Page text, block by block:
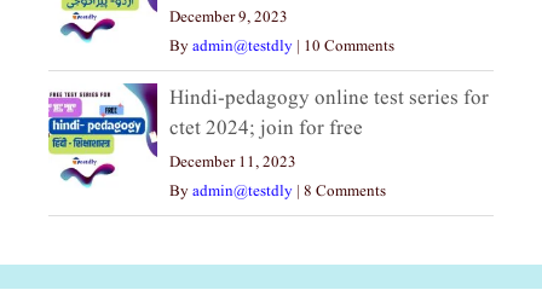
December 9, 2023
Byadmin@testdly | 10 Comments
Hindi-pedagogy online test series for
ctet 2024; join for free
December 11, 2023
Byadmin@testdly | 8 Comments